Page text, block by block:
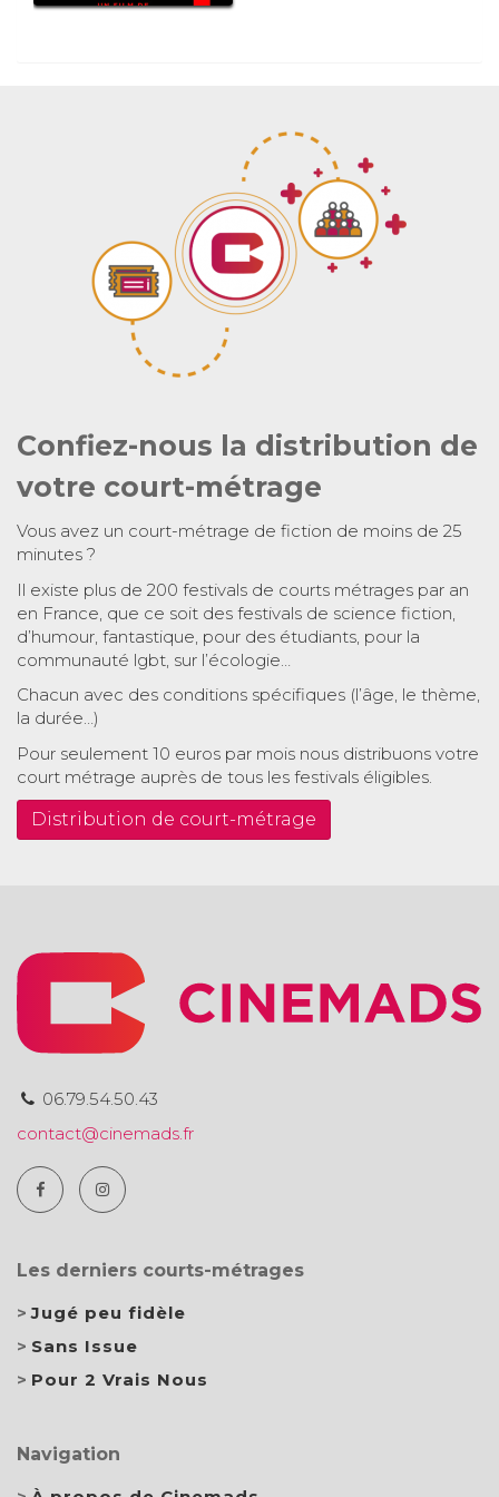
Confiez-nous la distribution de
votre court-métrage
Vous avez un court-métrage de fiction de moins de 25
minutes ?
Il existe plus de 200 festivals de courts métrages par an
en France, que ce soit des festivals de science fiction,
d’humour, fantastique, pour des étudiants, pour la
communauté lgbt, sur l’écologie…
Chacun avec des conditions spécifiques (l’âge, le thème,
la durée…)
Pour seulement 10 euros par mois nous distribuons votre
court métrage auprès de tous les festivals éligibles.
Distribution de court-métrage
06.79.54.50.43
contact@cinemads.fr
Les derniers courts-métrages
Jugé peu fidèle
Sans Issue
Pour 2 Vrais Nous
Navigation